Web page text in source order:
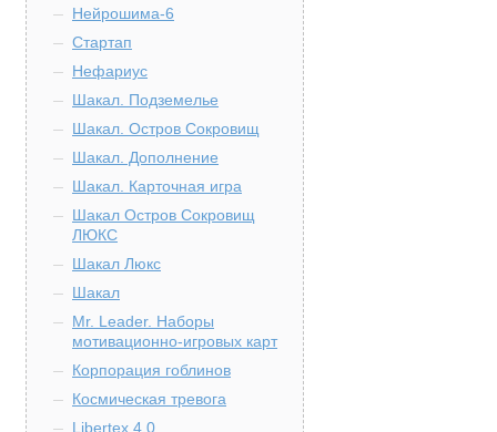
Нейрошима-6
Стартап
Нефариус
Шакал. Подземелье
Шакал. Остров Сокровищ
Шакал. Дополнение
Шакал. Карточная игра
Шакал Остров Сокровищ
ЛЮКС
Шакал Люкс
Шакал
Mr. Leader. Наборы
мотивационно-игровых карт
Корпорация гоблинов
Космическая тревога
Libertex 4.0